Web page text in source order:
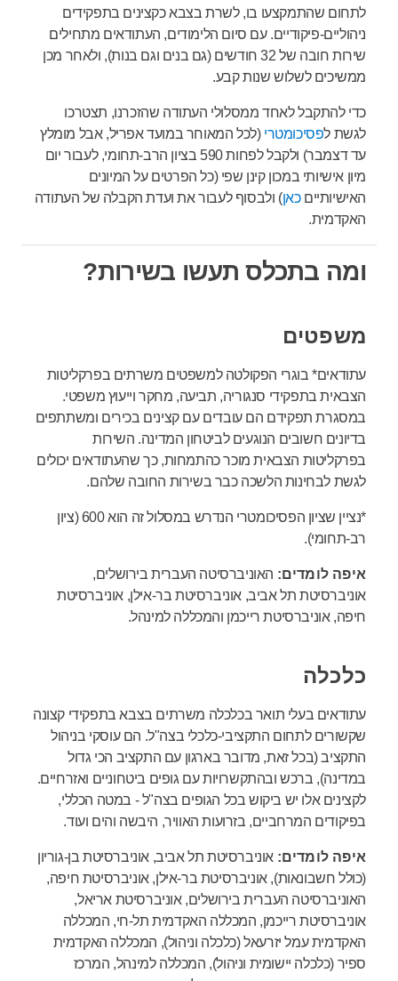
לתחום שהתמקצעו בו, לשרת בצבא כקצינים בתפקידים
ניהוליים-פיקודיים. עם סיום הלימודים, העתודאים מתחילים
שירות חובה של 32 חודשים (גם בנים וגם בנות), ולאחר מכן
ממשיכים לשלוש שנות קבע.
כדי להתקבל לאחד ממסלולי העתודה שהזכרנו, תצטרכו
לגשת לפסיכומטרי (לכל המאוחר במועד אפריל, אבל מומלץ
עד דצמבר) ולקבל לפחות 590 בציון הרב-תחומי, לעבור יום
מיון אישיותי במכון קינן שפי (כל הפרטים על המיונים
האישיותייםכאן) ולבסוף לעבור את ועדת הקבלה של העתודה
האקדמית.
ומה בתכלס תעשו בשירות?
משפטים
עתודאים* בוגרי הפקולטה למשפטים משרתים בפרקליטות
הצבאית בתפקידי סנגוריה, תביעה, מחקר וייעוץ משפטי.
במסגרת תפקידם הם עובדים עם קצינים בכירים ומשתתפים
בדיונים חשובים הנוגעים לביטחון המדינה. השירות
בפרקליטות הצבאית מוכר כהתמחות, כך שהעתודאים יכולים
לגשת לבחינות הלשכה כבר בשירות החובה שלהם.
*נציין שציון הפסיכומטרי הנדרש במסלול זה הוא 600 (ציון
רב-תחומי).
איפה לומדים: האוניברסיטה העברית בירושלים,
אוניברסיטת תל אביב, אוניברסיטת בר-אילן, אוניברסיטת
חיפה, אוניברסיטת רייכמן והמכללה למינהל.
כלכלה
עתודאים בעלי תואר בכלכלה משרתים בצבא בתפקידי קצונה
שקשורים לתחום התקציבי-כלכלי בצה"ל. הם עוסקי בניהול
התקציב (בכל זאת, מדובר בארגון עם התקציב הכי גדול
במדינה), ברכש ובהתקשרויות עם גופים ביטחוניים ואזרחיים.
לקצינים אלו יש ביקוש בכל הגופים בצה"ל - במטה הכללי,
בפיקודים המרחביים, בזרועות האוויר, היבשה והים ועוד.
איפה לומדים: אוניברסיטת תל אביב, אוניברסיטת בן-גוריון
(כולל חשבונאות), אוניברסיטת בר-אילן, אוניברסיטת חיפה,
האוניברסיטה העברית בירושלים, אוניברסיטת אריאל,
אוניברסיטת רייכמן, המכללה האקדמית תל-חי, המכללה
האקדמית עמל יזרעאל (כלכלה וניהול), המכללה האקדמית
ספיר (כלכלה יישומית וניהול), המכללה למינהל, המרכז